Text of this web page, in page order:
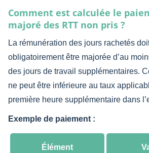
Comment est calculée le
majoré des RTT non pris ?
La rémunération des jours rachetés
obligatoirement être majorée d’au
des jours de travail supplémentaires.
ne peut être inférieure au taux
première heure supplémentaire dans
Exemple de paiement :
Élément